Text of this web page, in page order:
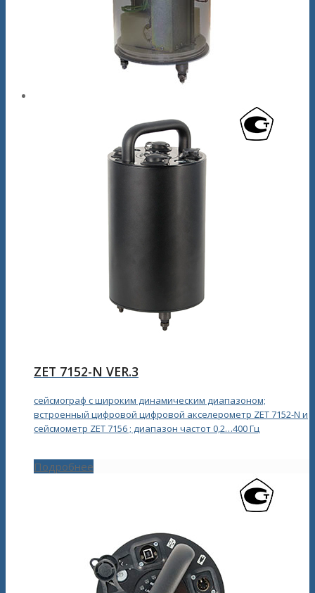
ZET 7152-N VER.3
сейсмограф с широким динамическим диапазоном;
встроенный цифровой цифровой акселерометр ZET 7152-N и
сейсмометр ZET 7156 ; диапазон частот 0,2…400 Гц
Подробнее